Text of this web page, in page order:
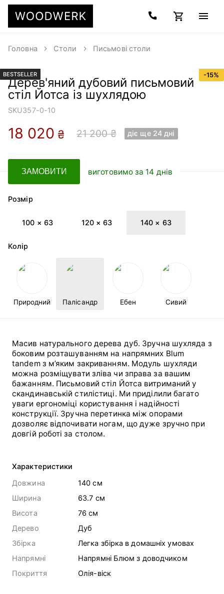
Головна Столи Письмові столи
BESTSELLER -15%
Дерев'яний дубовий письмовий
стіл Йотса із шухлядою
SKU357-0-10
18 020 ₴ 21 200 ₴ діє ще 24 днi
ЗАМОВИТИ виготовимо за 14 днів
Розмір
100 × 63 120 × 63 140 × 63
Колір
Природний Палісандр Ебен Сивий
Масив натурального дерева дуб. Зручна шухляда з
боковим розташуванням на напрямних Blum
tandem з м’яким закриванням. Модуль шухляди
можна розміщувати зліва чи зправа за вашим
бажанням. Письмовий стіл Йотса витриманий у
скандинавській стилістиці. Ми приділили багато
уваги ергономіці користування і надійності
конструкції. Зручна перетинка між опорами
дозволяє відпочивати ногам, що дуже зручно при
довгій роботі за столом.
Характеристики
Довжина
140 cм
Ширина
63.7 cм
Висота
76 cм
Дерево
Дуб
Збірка
Легка збірка в домашніх умовах
Напрямні
Напрямні Блюм з доводчиком
Покриття
Олія-віск